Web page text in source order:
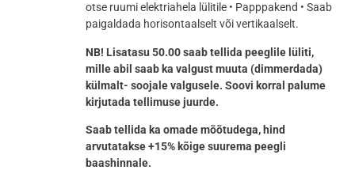
otse ruumi elektriahela lülitile • Papppakend • Saab
paigaldada horisontaalselt või vertikaalselt.
NB! Lisatasu 50.00 saab tellida peeglile lüliti,
mille abil saab ka valgust muuta (dimmerdada)
külmalt- soojale valgusele. Soovi korral palume
kirjutada tellimuse juurde.
Saab tellida ka omade mõõtudega, hind
arvutatakse +15% kõige suurema peegli
baashinnale.